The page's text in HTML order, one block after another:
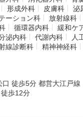
形成外科 皮膚科 泌
ーション科 放射線科
循環器内科 緩和ケ
泌内科 代謝内科
人
線診断科 精神神経科
徒歩5分 都営大江戸
歩12分